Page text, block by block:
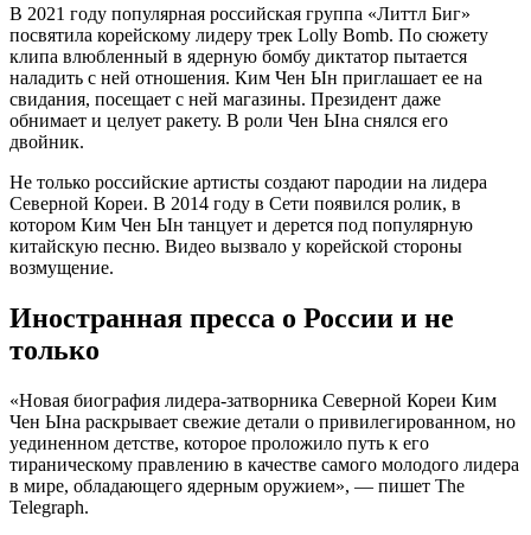
В 2021 году популярная российская группа «Литтл Биг»
посвятила корейскому лидеру трек Lolly Bomb. По сюжету
клипа влюбленный в ядерную бомбу диктатор пытается
наладить с ней отношения. Ким Чен Ын приглашает ее на
свидания, посещает с ней магазины. Президент даже
обнимает и целует ракету. В роли Чен Ына снялся его
двойник.
Не только российские артисты создают пародии на лидера
Северной Кореи. В 2014 году в Сети появился ролик, в
котором Ким Чен Ын танцует и дерется под популярную
китайскую песню. Видео вызвало у корейской стороны
возмущение.
Иностранная пресса о России и не
только
«Новая биография лидера-затворника Северной Кореи Ким
Чен Ына раскрывает свежие детали о привилегированном, но
уединенном детстве, которое проложило путь к его
тираническому правлению в качестве самого молодого лидера
в мире, обладающего ядерным оружием», — пишет The
Telegraph.